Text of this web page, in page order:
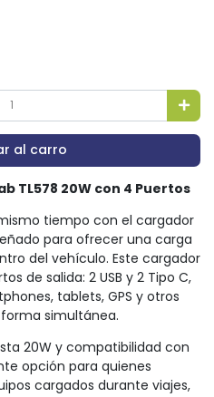
al carro
TL578 20W con 4 Puertos
tiempo con el cargador
para ofrecer una carga
del vehículo. Este cargador
de salida: 2 USB y 2 Tipo C,
tablets, GPS y otros
simultánea.
20W y compatibilidad con
opción para quienes
cargados durante viajes,